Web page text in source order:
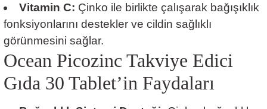
Vitamin C: Çinko ile birlikte çalışarak bağışıklık
fonksiyonlarını destekler ve cildin sağlıklı
görünmesini sağlar.
Ocean Picozinc Takviye Edici
Gıda 30 Tablet’in Faydaları